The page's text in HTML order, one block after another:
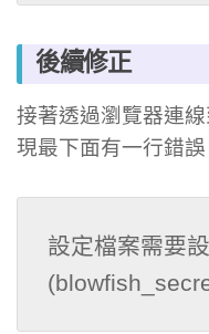
後續修正
接著透過瀏覽器連
現最下面有一行錯誤
設定檔案需要